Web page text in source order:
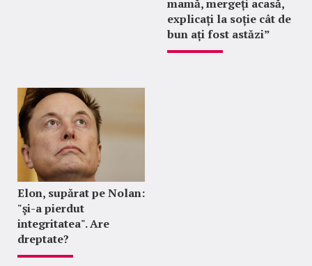
mamă, mergeți acasă,
explicați la soție cât de
bun ați fost astăzi”
Elon, supărat pe Nolan:
"şi-a pierdut
integritatea". Are
dreptate?